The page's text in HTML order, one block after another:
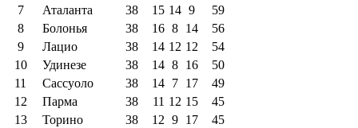
7
Аталанта 38 15 14 9
59
8
Болонья 38 16 8 14
56
9
Лацио 38 14 12 12
54
10
Удинезе 38 14 8 16
50
11
Сассуоло 38 14 7 17
49
12
Парма 38 11 12 15
45
13
Торино 38 12 9 17
45